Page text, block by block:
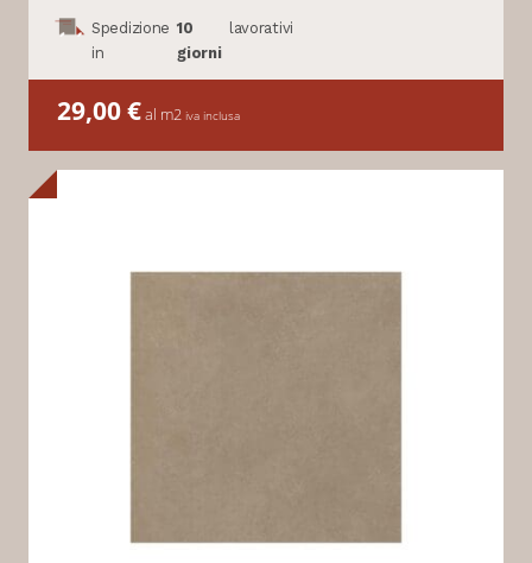
Spedizione
in
10
giorni
lavorativi
29,00€al m2 iva inclusa